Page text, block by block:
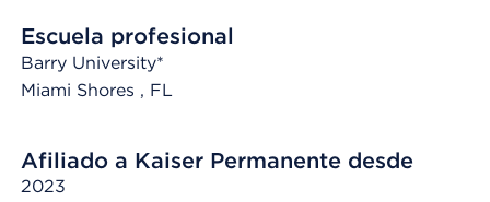
Escuela profesional
Barry University*
Miami Shores , FL
Afiliado a Kaiser Permanente desde
2023